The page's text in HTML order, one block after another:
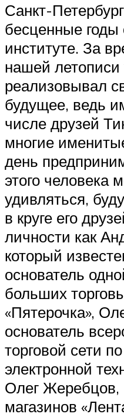
Санкт-
бесценные годы
институте. За
нашей летописи
реализовывал
будущее, ведь
числе друзей
многие
день
этого человека
удивляться,
в круге его
личности как
который
основатель
больших
«Пятерочка»,
основатель
торговой сети
электронной
Олег Жеребцов,
магазинов